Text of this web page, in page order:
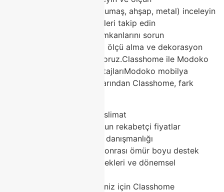
Malzeme kalitesini (kumaş, ahşap, metal) inceleyin
Kampanya ve indirimleri takip edin
Satış sonrası servis imkanlarını sorun
Classhome olarak ücretsiz ölçü alma ve dekorasyon
danışmanlığı hizmeti veriyoruz.Classhome ile Modoko
Mobilya Alışverişinin AvantajlarıModoko mobilya
pazarının güvenilir markalarından Classhome, fark
Geniş stok ve hızlı teslimat
2026 trendlerine uygun rekabetçi fiyatlar
Ücretsiz dekorasyon danışmanlığı
2 yıl garanti + satış sonrası ömür boyu destek
Taksitli ödeme seçenekleri ve dönemsel
Modoko mobilya alışverişiniz için Classhome